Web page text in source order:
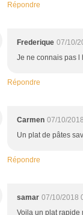
Répondre
Frederique 07/10/
Je ne connais pas l
Répondre
Carmen 07/10/
Un plat de pâtes
Répondre
samar 07/10/2018
Voila un plat rapide